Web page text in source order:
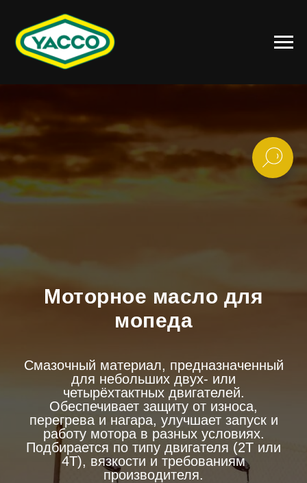
Моторное масло для
мопеда
Смазочный материал, предназначенный
для небольших двух- или
четырёхтактных двигателей.
Обеспечивает защиту от износа,
перегрева и нагара, улучшает запуск и
работу мотора в разных условиях.
Подбирается по типу двигателя (2Т или
4Т), вязкости и требованиям
производителя.